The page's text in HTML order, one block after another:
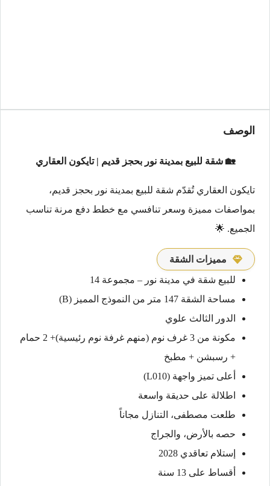
الوصف
🏡 شقة للبيع بمدينة نور بحجز قديم | تايكون العقاري
تايكون العقاري تُقدّم شقة للبيع بمدينة نور بحجز قديم،
بمواصفات مميزة وسعر تنافسي مع خطط دفع مرنة تناسب
الجميع. 🌟
مميزات الشقة
للبيع شقة في مدينة نور – مجموعة 14
مساحة الشقة 147 متر من النموذج المميز (B)
الدور الثالث علوي
مكونة من 3 غرف نوم (منهم غرفة نوم رئيسية)+ 2 حمام
+ رسبشن + مطبخ
أعلى تميز واجهة (L010)
اطلالة على حديقة واسعة
طلعت مصطفى، التنازل مجاناً
حصه بالأرض، والجراج
إستلام تعاقدي 2028
أقساط على 13 سنة